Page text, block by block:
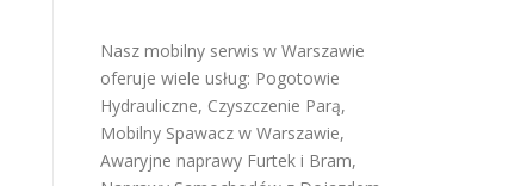
Nasz mobilny serwis w Warszawie
oferuje wiele usług: Pogotowie
Hydrauliczne, Czyszczenie Parą,
Mobilny Spawacz w Warszawie,
Awaryjne naprawy Furtek i Bram,